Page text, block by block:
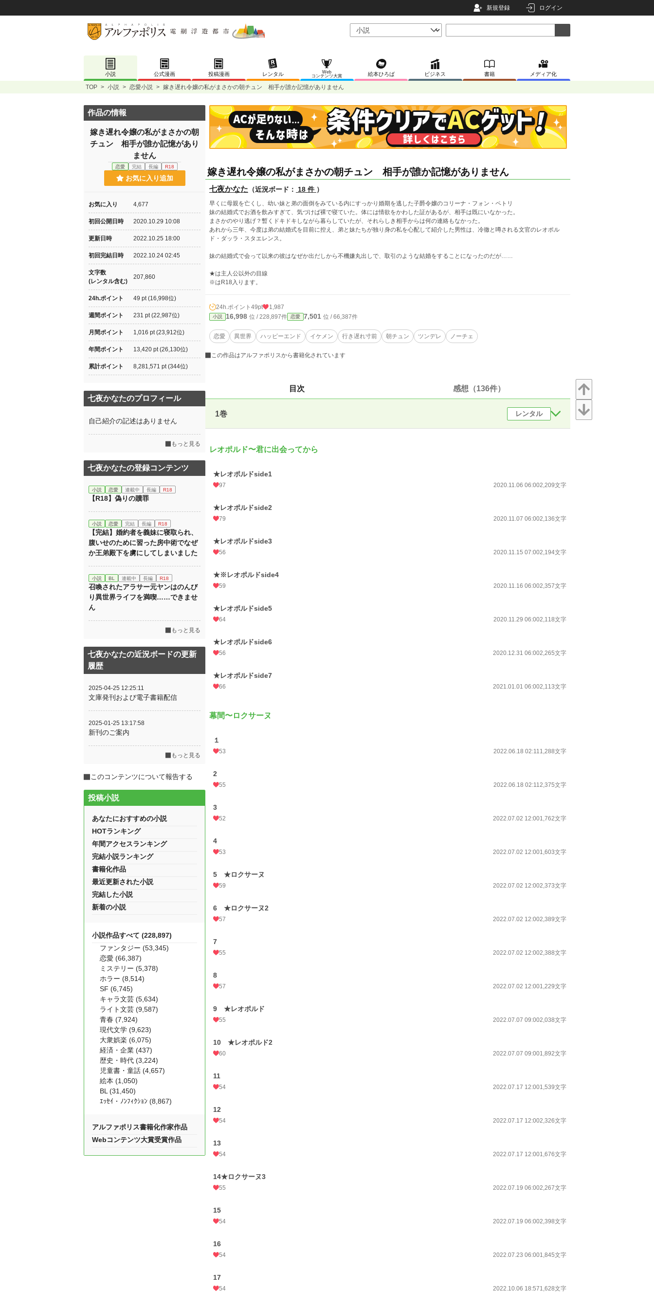
新規登録 ログイン
小説 公式漫画 投稿漫画 レンタル
Web
コンテンツ大賞
絵本ひろば ビジネス 書籍 メディア化
TOP > 小説 > 恋愛小説 > 嫁き遅れ令嬢の私がまさかの朝チュン 相手が誰か記憶がありません
嫁き遅れ令嬢の私がまさかの朝チュン 相手が誰か記憶がありません
七夜かなた （近況ボード： 18 件 ）
早くに母親を亡くし、幼い妹と弟の面倒をみている内にすっかり婚期を逃した子爵令嬢のコリーナ・フォン・ペトリ
妹の結婚式でお酒を飲みすぎて、気づけば裸で寝ていた。体には情欲をかわした証があるが、相手は既にいなかった。
まさかのやり逃げ？暫くドキドキしながら暮らしていたが、それらしき相手からは何の連絡もなかった。
あれから三年、今度は弟の結婚式を目前に控え、弟と妹たちが独り身の私を心配して紹介した男性は、冷徹と噂される文官のレオポル
ド・ダッラ・スタエレンス。
妹の結婚式で会って以来の彼はなぜか出だしから不機嫌丸出しで、取引のような結婚をすることになったのだが……
★は主人公以外の目線
※はR18入ります。
24h.ポイント 49pt 1,987
小説 16,998 位 / 228,897件 恋愛 7,501 位 / 66,387件
恋愛 異世界 ハッピーエンド イケメン 行き遅れ寸前 朝チュン ツンデレ ノーチェ
この作品はアルファポリスから書籍化されています
目次 感想（136件）
1巻 レンタル
レオポルド〜君に出会ってから
★レオポルドside1
97 2020.11.06 06:002,209文字
★レオポルドside2
79 2020.11.07 06:002,136文字
★レオポルドside3
56 2020.11.15 07:002,194文字
★※レオポルドside4
59 2020.11.16 06:002,357文字
★レオポルドside5
64 2020.11.29 06:002,118文字
★レオポルドside6
56 2020.12.31 06:002,265文字
★レオポルドside7
66 2021.01.01 06:002,113文字
幕間〜ロクサーヌ
１
53 2022.06.18 02:111,288文字
2
55 2022.06.18 02:112,375文字
3
52 2022.07.02 12:001,762文字
4
53 2022.07.02 12:001,603文字
5 ★ロクサーヌ
59 2022.07.02 12:002,373文字
6 ★ロクサーヌ2
57 2022.07.02 12:002,389文字
7
55 2022.07.02 12:002,388文字
8
57 2022.07.02 12:001,229文字
9 ★レオポルド
55 2022.07.07 09:002,038文字
10 ★レオポルド2
60 2022.07.07 09:001,892文字
11
54 2022.07.17 12:001,539文字
12
54 2022.07.17 12:002,326文字
13
54 2022.07.17 12:001,676文字
14★ロクサーヌ3
55 2022.07.19 06:002,267文字
15
54 2022.07.19 06:002,398文字
16
54 2022.07.23 06:001,845文字
17
54 2022.10.06 18:571,628文字
作品の情報
嫁き遅れ令嬢の私がまさかの朝
チュン 相手が誰か記憶があり
ません
恋愛 完結 長編 R18
お気に入り追加
お気に入り 4,677
初回公開日時 2020.10.29 10:08
更新日時 2022.10.25 18:00
初回完結日時 2022.10.24 02:45
文字数
(レンタル含む)
207,860
24h.ポイント 49 pt (16,998位)
週間ポイント 231 pt (22,987位)
月間ポイント 1,016 pt (23,912位)
年間ポイント 13,420 pt (26,130位)
累計ポイント 8,281,571 pt (344位)
七夜かなたのプロフィール
自己紹介の記述はありません
もっと見る
七夜かなたの登録コンテンツ
小説 恋愛 連載中 長編 R18
【R18】偽りの贖罪
小説 恋愛 完結 長編 R18
【完結】婚約者を義妹に寝取られ、
腹いせのために習った房中術でなぜ
か王弟殿下を虜にしてしまいました
小説 BL 連載中 長編 R18
召喚されたアラサー元ヤンはのんび
り異世界ライフを満喫……できませ
ん
もっと見る
七夜かなたの近況ボードの更新
履歴
2025-04-25 12:25:11
文庫発刊および電子書籍配信
2025-01-25 13:17:58
新刊のご案内
もっと見る
このコンテンツについて報告する
投稿小説
あなたにおすすめの小説
HOTランキング
年間アクセスランキング
完結小説ランキング
書籍化作品
最近更新された小説
完結した小説
新着の小説
小説作品すべて (228,897)
ファンタジー (53,345)
恋愛 (66,387)
ミステリー (5,378)
ホラー (8,514)
SF (6,745)
キャラ文芸 (5,634)
ライト文芸 (9,587)
青春 (7,924)
現代文学 (9,623)
大衆娯楽 (6,075)
経済・企業 (437)
歴史・時代 (3,224)
児童書・童話 (4,657)
絵本 (1,050)
BL (31,450)
ｴｯｾｲ・ﾉﾝﾌｨｸｼｮﾝ (8,867)
アルファポリス書籍化作家作品
Webコンテンツ大賞受賞作品